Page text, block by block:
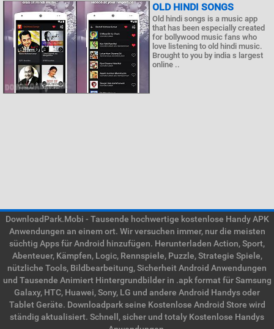
OLD HINDI SONGS
Old hindi songs is a music app
that has been especially created
for bollywood music fans who
love listening to old hindi music.
Brought to you by india s largest
online ..
DownloadPark.Mobi - Tausende hochwertige kostenlose Handy APK
Anwendungen an einem ort. Wir versuchen immer, nur die meisten
süchtig Apps für Android hinzufügen. Herunterladen Action, Sport,
Abenteuer, Kämpfen, Logic, Rennspiele, Puzzle, Strategie Spiele,
nützliche Tools, Bildbearbeitung, Sicherheit Android Anwendungen
und Tausende Animiert Hintergrundbilder in .apk format für Samsung
Galaxy, HTC, Huawei, Sony, LG und andere Android Handys oder
Tablet Geräte. Downloadpark seine Kostenlose Android Store wird
ständig aktualisiert. Schnell, sicher und totaly Kostenlose Handys